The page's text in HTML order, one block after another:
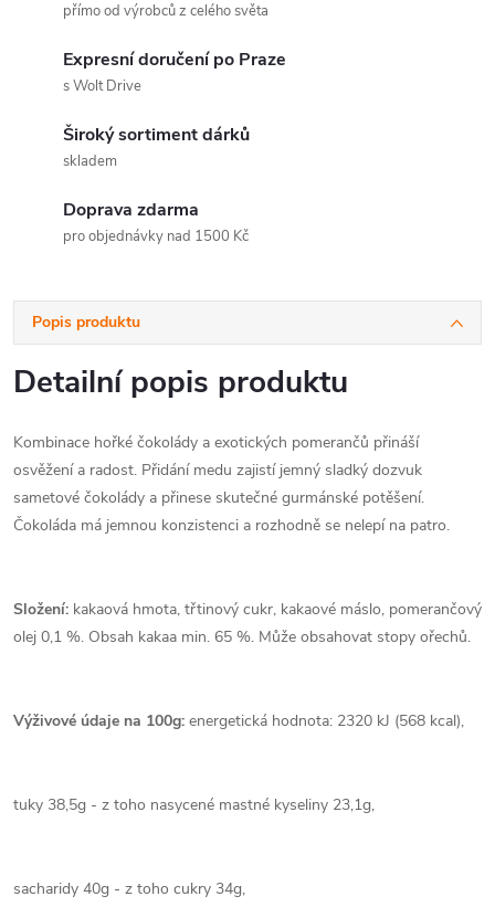
přímo od výrobců z celého světa
Expresní doručení po Praze
s Wolt Drive
Široký sortiment dárků
skladem
Doprava zdarma
pro objednávky nad 1500 Kč
Popis produktu
Detailní popis produktu
Kombinace hořké čokolády a exotických pomerančů přináší
osvěžení a radost. Přidání medu zajistí jemný sladký dozvuk
sametové čokolády a přinese skutečné gurmánské potěšení.
Čokoláda má jemnou konzistenci a rozhodně se nelepí na patro.
Složení: kakaová hmota, třtinový cukr, kakaové máslo, pomerančový
olej 0,1 %. Obsah kakaa min. 65 %. Může obsahovat stopy ořechů.
Výživové údaje na 100g: energetická hodnota: 2320 kJ (568 kcal),
tuky 38,5g - z toho nasycené mastné kyseliny 23,1g,
sacharidy 40g - z toho cukry 34g,